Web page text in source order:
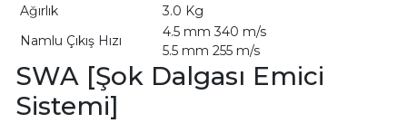
Ağırlık
3.0 Kg
Namlu Çıkış Hızı
4.5 mm 340 m/s
5.5 mm 255 m/s
SWA [Şok Dalgası Emici
Sistemi]